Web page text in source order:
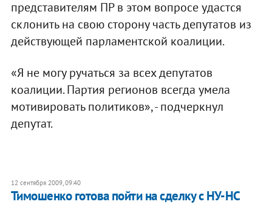
представителям ПР в этом вопросе удастся
склонить на свою сторону часть депутатов из
действующей парламентской коалиции.
«Я не могу ручаться за всех депутатов
коалиции. Партия регионов всегда умела
мотивировать политиков», - подчеркнул
депутат.
12 сентября 2009, 09:40
Тимошенко готова пойти на сделку с НУ-НС